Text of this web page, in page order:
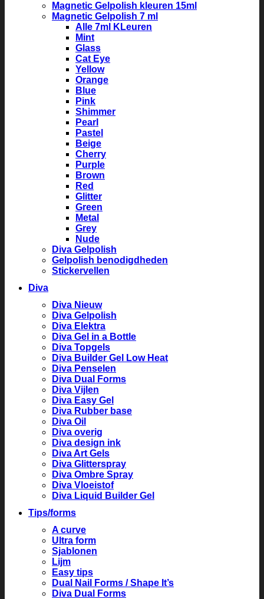
Magnetic Gelpolish kleuren 15ml
Magnetic Gelpolish 7 ml
Alle 7ml KLeuren
Mint
Glass
Cat Eye
Yellow
Orange
Blue
Pink
Shimmer
Pearl
Pastel
Beige
Cherry
Purple
Brown
Red
Glitter
Green
Metal
Grey
Nude
Diva Gelpolish
Gelpolish benodigdheden
Stickervellen
Diva
Diva Nieuw
Diva Gelpolish
Diva Elektra
Diva Gel in a Bottle
Diva Topgels
Diva Builder Gel Low Heat
Diva Penselen
Diva Dual Forms
Diva Vijlen
Diva Easy Gel
Diva Rubber base
Diva Oil
Diva overig
Diva design ink
Diva Art Gels
Diva Glitterspray
Diva Ombre Spray
Diva Vloeistof
Diva Liquid Builder Gel
Tips/forms
A curve
Ultra form
Sjablonen
Lijm
Easy tips
Dual Nail Forms / Shape It’s
Diva Dual Forms